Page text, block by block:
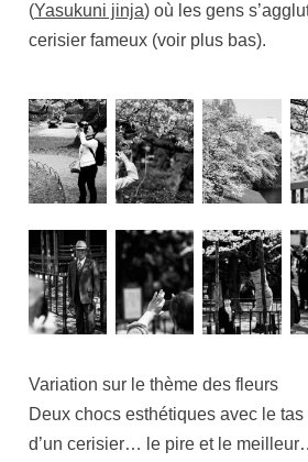
(Yasukuni jinja) où les gens
cerisier fameux (voir plus bas).
Variation sur le thème des fleurs
Deux chocs esthétiques avec le tas
d’un cerisier… le pire et le